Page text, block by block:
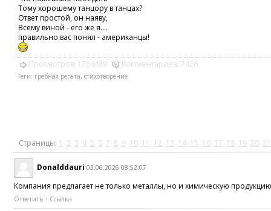
Тому хорошему танцору в танцах?
Ответ простой, он наяву,
Всему виной - его же я....
правильно вас понял - американцы!
Просмотров: 1764489 Комментариев: 7426
Теги: гребная регата, стихотворение
Страницы: 1 2 3 4 5 6 7 8 9 10 11 12 13 14 15 16 17 18 19 20 21
Donalddauri 03.06.2026 08:52:07
Компания предлагает не только металлы, но и химическую
Ответить Ссылка